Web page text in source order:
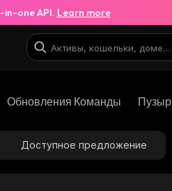
in-one API. Learn more
Обновления Команды
Доступное предложение